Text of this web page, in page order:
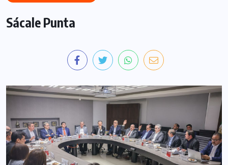
Sácale Punta